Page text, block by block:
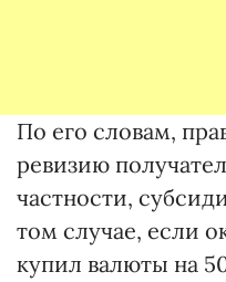
По его словам,
ревизию
частности,
том случае, если
купил валюты на